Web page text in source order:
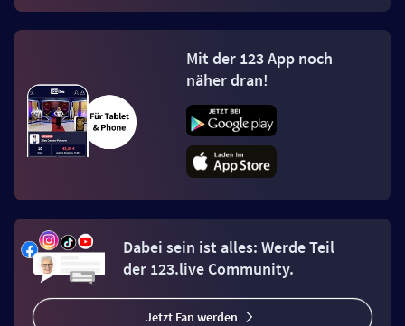
Mit der 123 App noch
näher dran!
Dabei sein ist alles: Werde Teil
der 123.live Community.
Jetzt Fan werden